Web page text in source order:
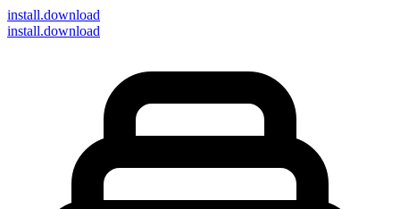
install.download
install.download